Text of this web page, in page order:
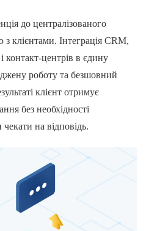
до централізованого
з клієнтами. Інтеграція CRM,
контакт-центрів в єдину
роботу та безшовний
клієнт отримує
без необхідності
на відповідь.